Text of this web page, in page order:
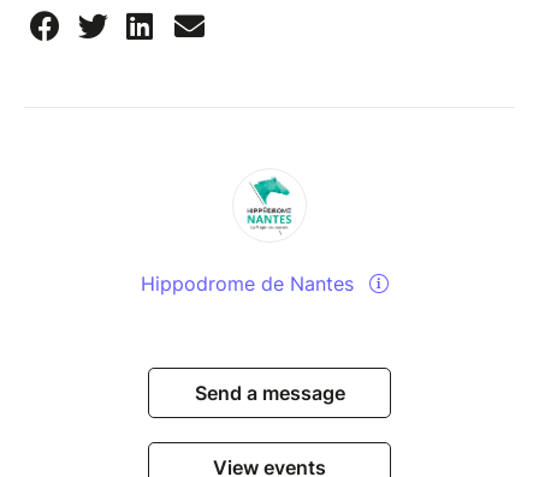
Hippodrome de Nantes
Send a message
View events